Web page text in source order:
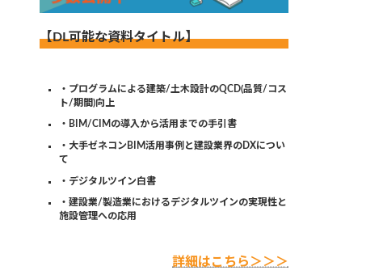
【DL可能な資料タイトル】
・プログラムによる建築/土木設計のQCD(品質/コス
ト/期間)向上
・BIM/CIMの導入から活用までの手引書
・大手ゼネコンBIM活用事例と建設業界のDXについ
て
・デジタルツイン白書
・建設業/製造業におけるデジタルツインの実現性と
施設管理への応用
詳細はこちら＞＞＞